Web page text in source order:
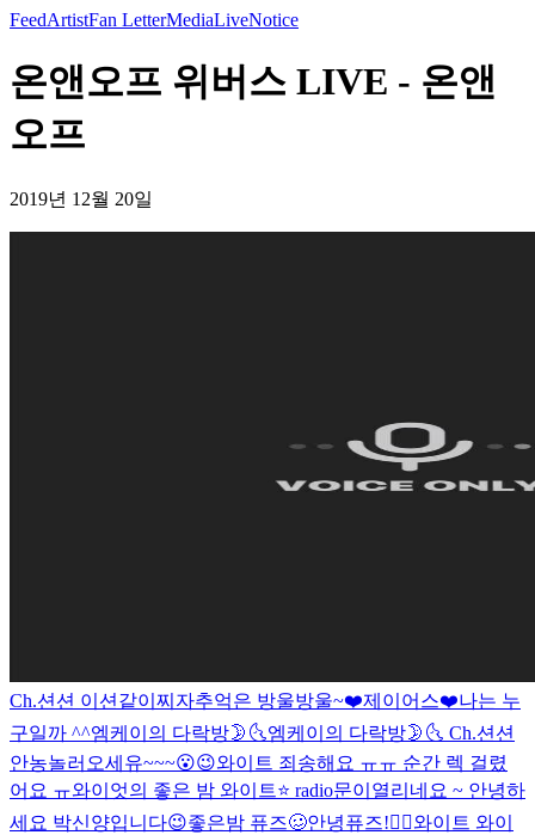
FeedArtistFan LetterMediaLiveNotice
온앤오프 위버스 LIVE - 온앤
오프
2019년 12월 20일
Ch.션션 이션같이찌자추억은 방울방울~❤️제이어스❤️나는 누
구일까 ^^엠케이의 다락방🌛🌜엠케이의 다락방🌛🌜 Ch.션션
안농놀러오세유~~~😮😉와이트 죄송해요 ㅠㅠ 순간 렉 걸렸
어요 ㅠ와이엇의 좋은 밤 와이트⭐️ radio문이열리네요 ~ 안녕하
세요 박신양입니다😉좋은밤 퓨즈🥴안녕퓨즈!👍🏻와이트 와이